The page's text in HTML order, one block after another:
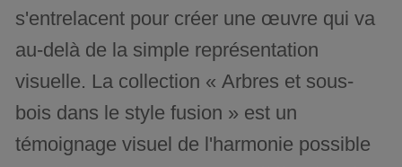
s'entrelacent pour créer une œuvre qui va
au-delà de la simple représentation
visuelle. La collection « Arbres et sous-
bois dans le style fusion » est un
témoignage visuel de l'harmonie possible